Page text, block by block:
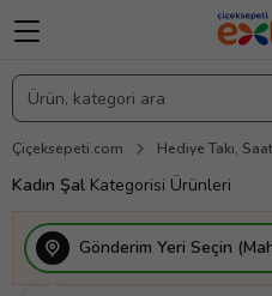
Çiçeksepeti.com Hediye Takı,
Kadın Şal Kategorisi Ürünleri